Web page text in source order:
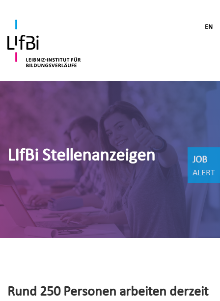
EN
LIfBi Stellenanzeigen
Rund 250 Personen arbeiten derzeit
JOB
ALERT